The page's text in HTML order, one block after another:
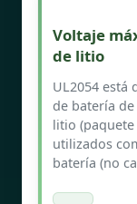
Voltaje
de litio
UL2054
de batería
litio
utilizados
batería (no